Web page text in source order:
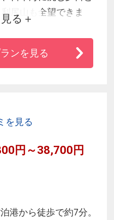
尻山も全望できま
貝類を用い、旬を大
意しております。
る
ンを見る
を見る
円～38,700円
港から徒歩で約7分。